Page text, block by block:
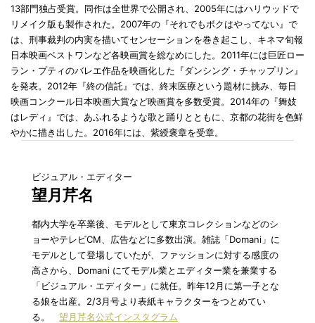
13部門独占受賞。同作は全世界で公開され、2005年にはハリウッドで
リメイク版も製作された。2007年の『それでもボクはやってない』で
は、刑事裁判の内実を描いてセンセーションを巻き起こし、キネマ旬報
日本映画ベストワンなど各映画賞を総なめにした。2011年には巨匠ロー
ラン・プティのバレエ作品を映画化した『ダンシング・チャップリン』
を発表。2012年『終の信託』では、終末医療という題材に挑み、毎日
映画コンクール日本映画大賞など映画賞を多数受賞。2014年の『舞妓
はレディ』では、あふれるような歌と踊りとともに、京都の花街を色鮮
やかに描き出した。2016年には、紫綬褒章を受章。
ビジュアル・エディター
望月芹名
都内大学を卒業後、モデルとして東京コレクションなどのシ
ョーやテレビCM、広告などに多数出演。雑誌「Domani」に
モデルとして登場していたが、ファッションに対する感度の
高さから、Domani にてモデル業とエディター業を兼業する
「ビジュアル・エディター」に就任。昨年12月に第一子とな
る娘を出産。2/3月号より表紙キャラクターをつとめてい
る。 望月芹名公式インスタグラム